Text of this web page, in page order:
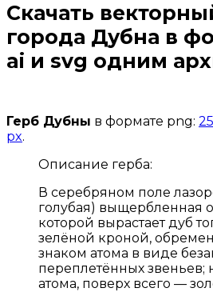
Скачать
города Дубна в
ai и svg одним
Герб Дубны в формате png:
px.
Описание герба:
В серебряном поле
голубая) выщербленная
которой вырастает дуб
зелёной кроной,
знаком атома в виде
переплетённых звеньев;
атома, поверх всего —